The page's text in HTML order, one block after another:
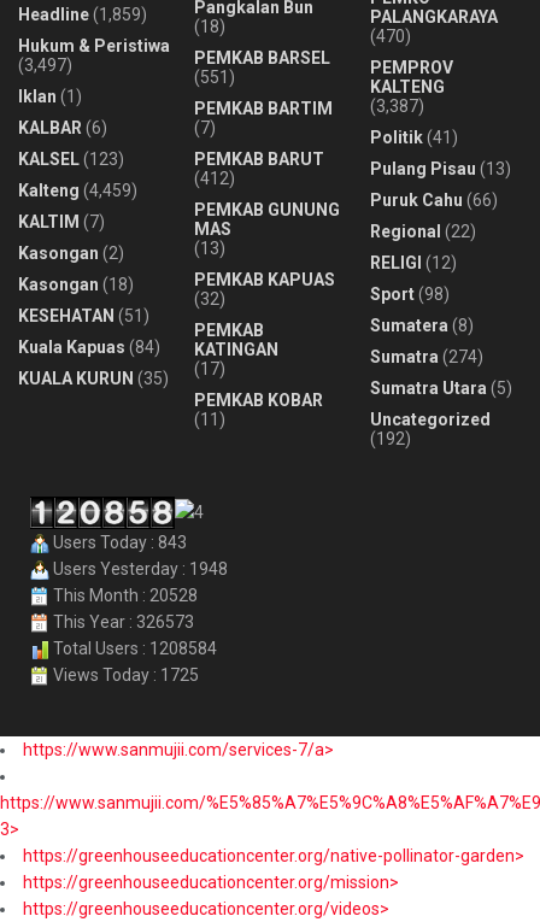
Headline(1,859)
Hukum & Peristiwa
(3,497)
Iklan (1)
KALBAR (6)
KALSEL(123)
Kalteng (4,459)
KALTIM (7)
Kasongan (2)
Kasongan (18)
KESEHATAN (51)
Kuala Kapuas (84)
KUALA KURUN (35)
Pangkalan Bun
(18)
PEMKAB BARSEL
(551)
PEMKAB BARTIM
(7)
PEMKAB BARUT
(412)
PEMKAB GUNUNG
MAS
(13)
PEMKAB KAPUAS
(32)
PEMKAB
KATINGAN
(17)
PEMKAB KOBAR
(11)
PALANGKARAYA
(470)
PEMPROV
KALTENG
(3,387)
Politik(41)
Pulang Pisau (13)
Puruk Cahu (66)
Regional (22)
RELIGI (12)
Sport(98)
Sumatera (8)
Sumatra (274)
Sumatra Utara (5)
Uncategorized
(192)
Users Today : 843
Users Yesterday : 1948
This Month : 20528
This Year : 326573
Total Users : 1208584
Views Today : 1725
https://www.sanmujii.com/services-7/a>
https://www.sanmujii.com/
3>
https://greenhouseeducationcenter.org/native-pollinator-garden>
https://greenhouseeducationcenter.org/mission>
https://greenhouseeducationcenter.org/videos>